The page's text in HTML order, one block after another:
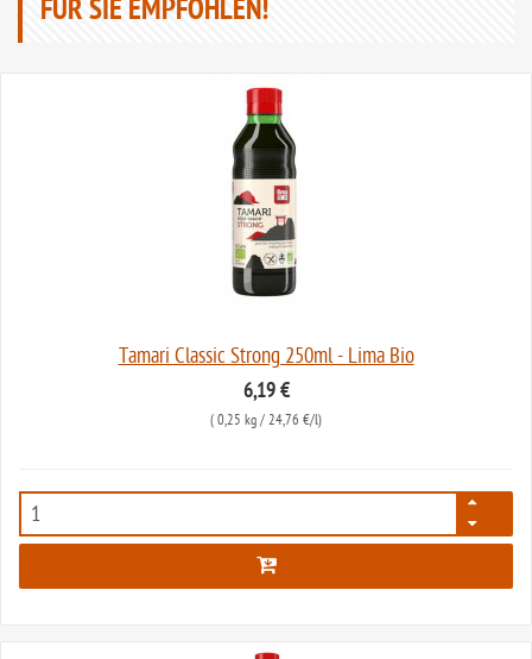
FÜR SIE EMPFOHLEN!
Tamari Classic Strong 250ml - Lima Bio
6,19 €
( 0,25 kg / 24,76 €/l)
237